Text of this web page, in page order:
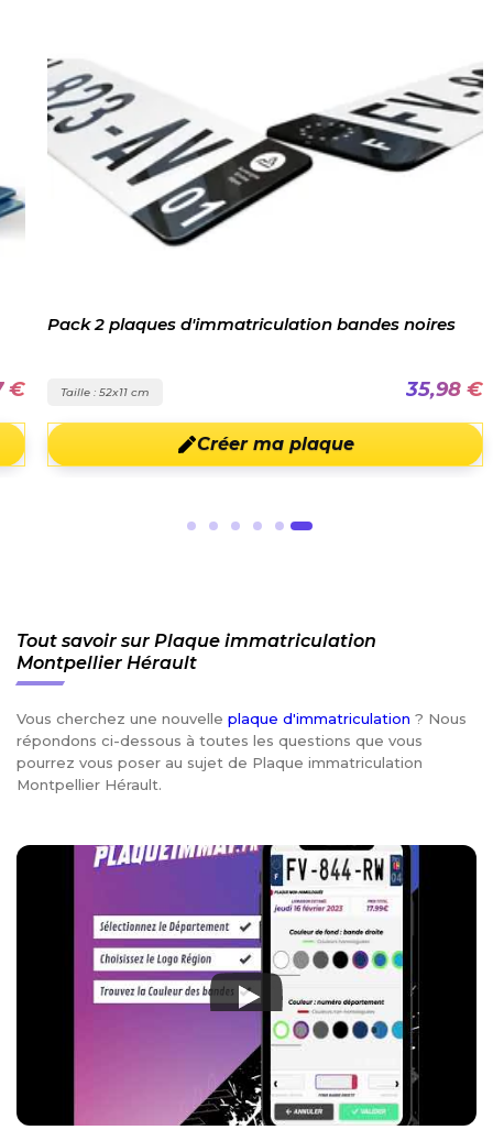
€
Pack 2 plaques d'immatriculation bandes noires
Taille : 52x11 cm 35,98 €
Créer ma plaque
Tout savoir sur Plaque immatriculation
Montpellier Hérault
Vous cherchez une nouvelle plaque d'immatriculation ? Nous
répondons ci-dessous à toutes les questions que vous
pourrez vous poser au sujet de Plaque immatriculation
Montpellier Hérault.